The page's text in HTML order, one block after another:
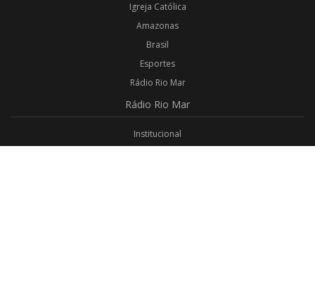
Igreja Católica
Amazonas
Brasil
Esportes
Rádio Rio Mar
Rádio Rio Mar
Institucional